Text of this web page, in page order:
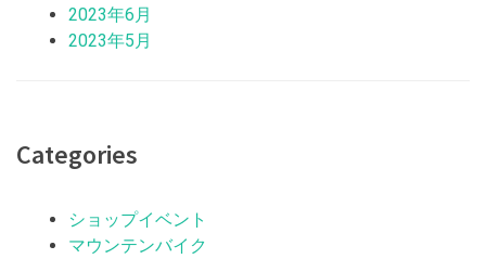
2023年6月
2023年5月
Categories
ショップイベント
マウンテンバイク